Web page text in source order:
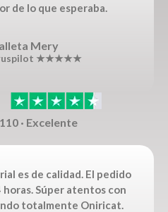
de lo que esperaba.
Mery
★★★★★
· Excelente
es de calidad. El pedido
Súper atentos con
totalmente Oniricat.